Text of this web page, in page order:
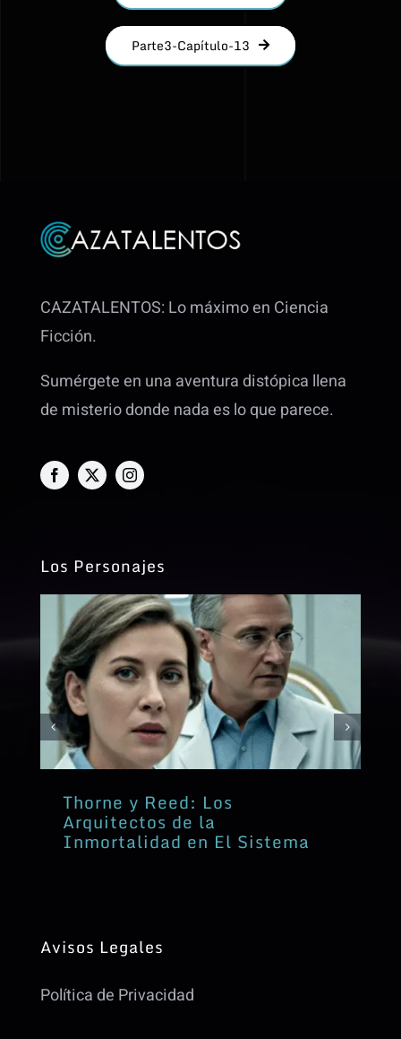
Parte3-Capítulo-13
CAZATALENTOS: Lo máximo en Ciencia
Ficción.
Sumérgete en una aventura distópica llena
de misterio donde nada es lo que parece.
Los Personajes
Thorne y Reed: Los
Arquitectos de la
Inmortalidad en El Sistema
Avisos Legales
Política de Privacidad